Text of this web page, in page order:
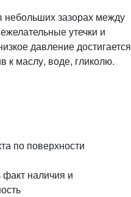
небольших зазорах между
утечки и
давление достигается
к маслу, воде, гликолю.
по поверхности
наличия и